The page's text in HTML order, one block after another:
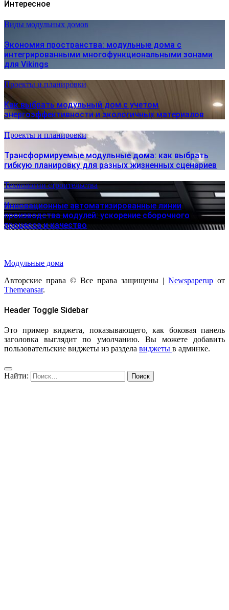
Интересное
Виды модульных домов
Экономия пространства: модульные дома с
интегрированными многофункциональными зонами
для Vikings
Проекты и планировки
Как выбрать модульный дом с учетом
энергоэффективности и экологичных материалов
Проекты и планировки
Трансформируемые модульные дома: как выбрать
гибкую планировку для разных жизненных сценариев
Технологии строительства
Инновационные автоматизированные линии
производства модулей: ускорение сборочного
процесса и качество
Модульные дома
Авторские права © Все права защищены | Newspaperup от
Themeansar.
Header Toggle Sidebar
Это пример виджета, показывающего, как боковая панель
заголовка выглядит по умолчанию. Вы можете добавить
пользовательские виджеты из раздела виджеты в админке.
Найти: